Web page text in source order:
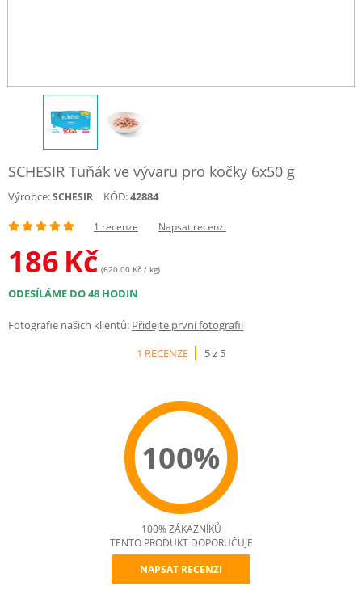
SCHESIR Tuňák ve vývaru pro kočky 6x50 g
Výrobce:SCHESIR KÓD:42884
1 recenze Napsat recenzi
186 Kč (620.00 Kč / kg)
ODESÍLÁME DO 48 HODIN
Fotografie našich klientů: Přidejte první fotografii
1 RECENZE
5 z 5
100%
Recommend
100% ZÁKAZNÍKŮ
TENTO PRODUKT DOPORUČUJE
NAPSAT RECENZI